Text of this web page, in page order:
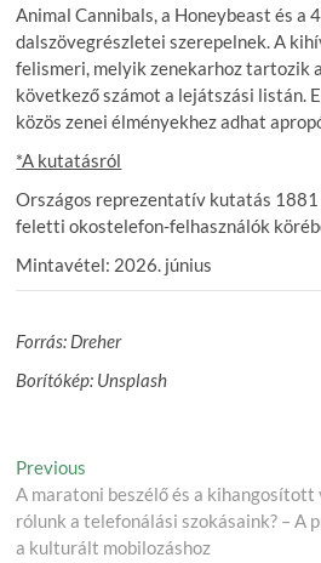
Animal Cannibals, a Honeybeast és a
dalszövegrészletei szerepelnek. A
felismeri, melyik zenekarhoz tartozik
következő számot a lejátszási listán.
közös zenei élményekhez adhat
*A kutatásról
Országos reprezentatív kutatás 1881
feletti okostelefon-felhasználók
Mintavétel: 2026. június
Forrás: Dreher
Borítókép: Unsplash
Post
navigation
Previous
post:
A maratoni beszélő és a
rólunk a telefonálási szokásaink? – A
a kulturált mobilozáshoz